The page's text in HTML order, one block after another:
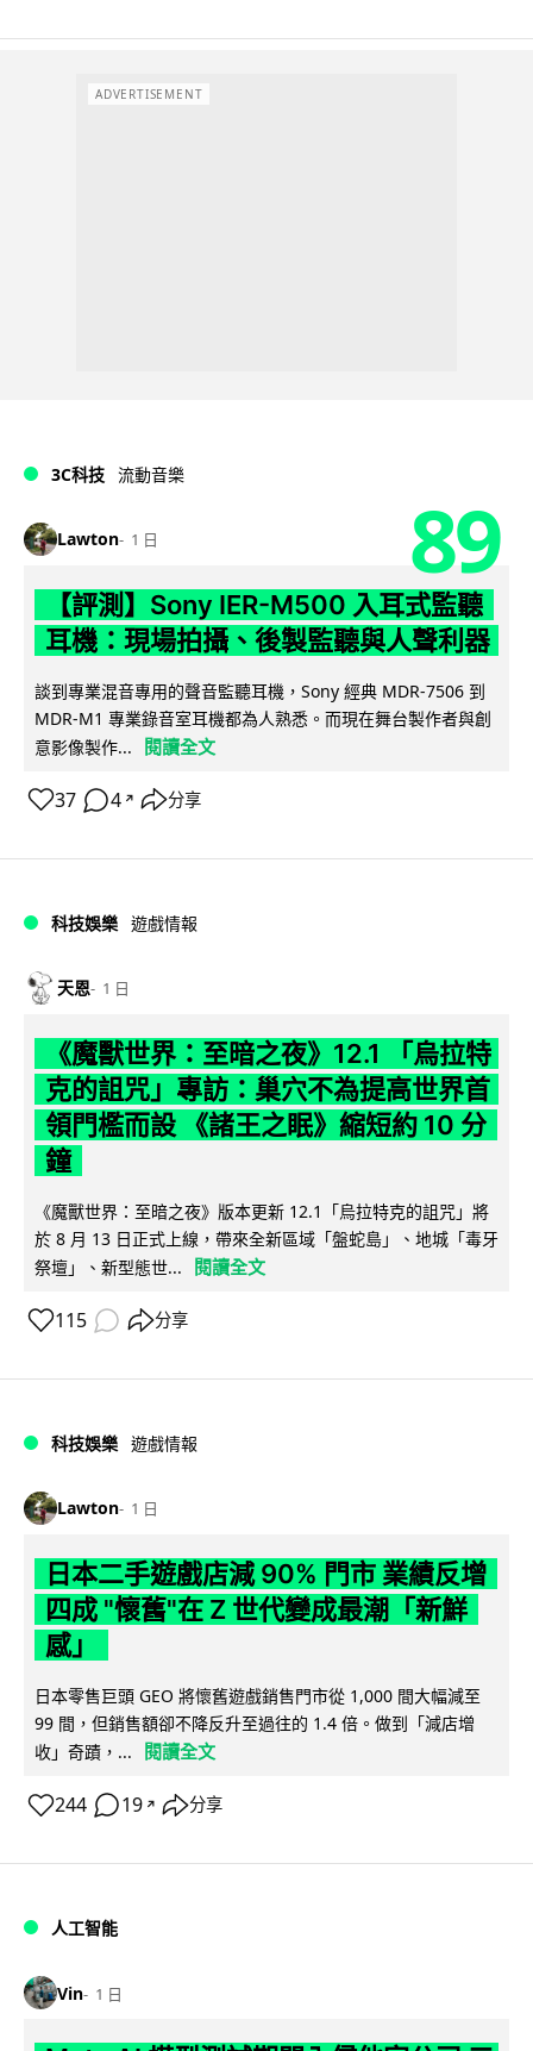
ADVERTISEMENT
3C科技 流動音樂
Lawton 1 日 89
【評測】Sony IER-M500 入耳式監聽
耳機：現場拍攝、後製監聽與人聲利器
談到專業混音專用的聲音監聽耳機，Sony 經典 MDR-7506 到
MDR-M1 專業錄音室耳機都為人熟悉。而現在舞台製作者與創
意影像製作...
閱讀全文
37 4 ↗ 分享
科技娛樂 遊戲情報
天恩 1 日
《魔獸世界：至暗之夜》12.1 「烏拉特
克的詛咒」專訪：巢穴不為提高世界首
領門檻而設 《諸王之眠》縮短約 10 分
鐘
《魔獸世界：至暗之夜》版本更新 12.1「烏拉特克的詛咒」將
於 8 月 13 日正式上線，帶來全新區域「盤蛇島」、地城「毒牙
祭壇」、新型態世...
閱讀全文
115 分享
科技娛樂 遊戲情報
Lawton 1 日
日本二手遊戲店減 90% 門市 業績反增
四成 "懷舊"在 Z 世代變成最潮「新鮮
感」
日本零售巨頭 GEO 將懷舊遊戲銷售門市從 1,000 間大幅減至
99 間，但銷售額卻不降反升至過往的 1.4 倍。做到「減店增
收」奇蹟，...
閱讀全文
244 19 ↗ 分享
人工智能
Vin 1 日